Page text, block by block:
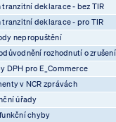
tranzitní deklarace - bez TIR
tranzitní deklarace - pro TIR
nepropuštění
rozhodnutí o
DPH pro E_Commerce
v NCR zprávách
úřady
chyby